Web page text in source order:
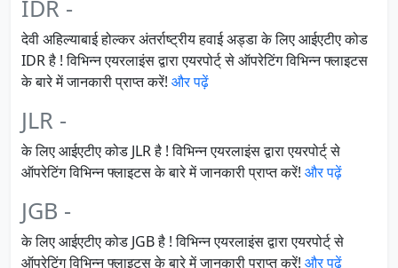
IDR -
देवी अहिल्याबाई होल्कर अंतर्राष्ट्रीय हवाई अड्डा के लिए आईएटीए कोड
IDR है ! विभिन्न एयरलाइंस द्वारा एयरपोर्ट् से ऑपरेटिंग विभिन्न फ्लाइटस
के बारे में जानकारी प्राप्त करें! और पढ़ें
JLR -
के लिए आईएटीए कोड JLR है ! विभिन्न एयरलाइंस द्वारा एयरपोर्ट् से
ऑपरेटिंग विभिन्न फ्लाइटस के बारे में जानकारी प्राप्त करें! और पढ़ें
JGB -
के लिए आईएटीए कोड JGB है ! विभिन्न एयरलाइंस द्वारा एयरपोर्ट् से
ऑपरेटिंग विभिन्न फ्लाइटस के बारे में जानकारी प्राप्त करें! और पढ़ें